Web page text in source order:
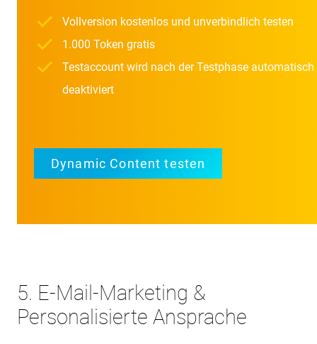
Vollversion kostenlos und unverbindlich testen
1.000 Token gratis
Testaccount wird nach der Testphase automatisch
deaktiviert
Dynamic Content testen
5. E-Mail-Marketing &
Personalisierte Ansprache